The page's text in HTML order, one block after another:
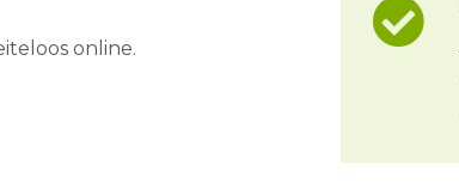
online.